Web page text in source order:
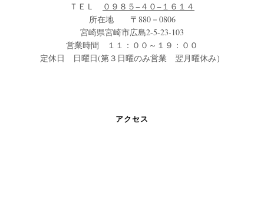
ＴＥＬ
０９８５−４０−１６１４
所在地 〒880－0806
宮崎県宮崎市広島2-5-23-103
営業時間 １１：００～１９：００
定休日 日曜日(第３日曜のみ営業 翌月曜休み）
アクセス